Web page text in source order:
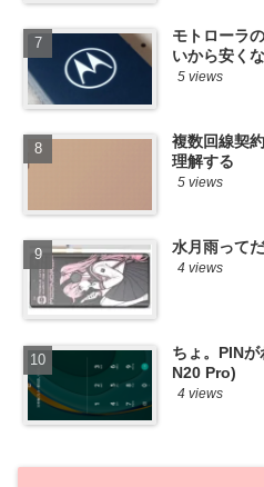
モトローラ
いから安く
5 views
複数回線契
理解する
5 views
水月雨って
4 views
ちょ。PIN
N20 Pro)
4 views